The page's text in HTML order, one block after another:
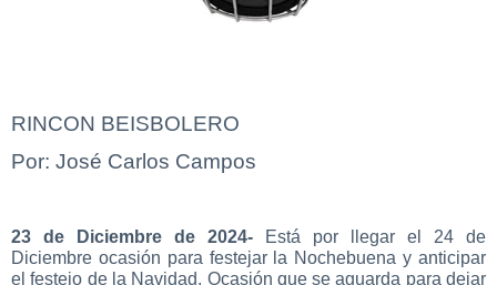
RINCON BEISBOLERO
Por: José Carlos Campos
23 de Diciembre de 2024- Está por llegar el 24 de
Diciembre ocasión para festejar la Nochebuena y anticipar
el festejo de la Navidad. Ocasión que se aguarda para dejar